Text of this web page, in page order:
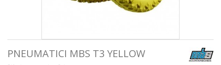
PNEUMATICI MBS T3 YELLOW